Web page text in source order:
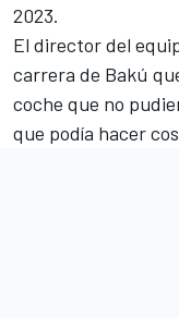
2023.
El director del
carrera de Bakú
coche que no
que podía hacer